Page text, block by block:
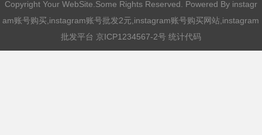
Copyright Your WebSite.Some Rights Reserved. Powered By instagr
am账号购买,instagram账号批发2元,instagram账号购买网站,instagram
批发平台 京ICP1234567-2号 统计代码